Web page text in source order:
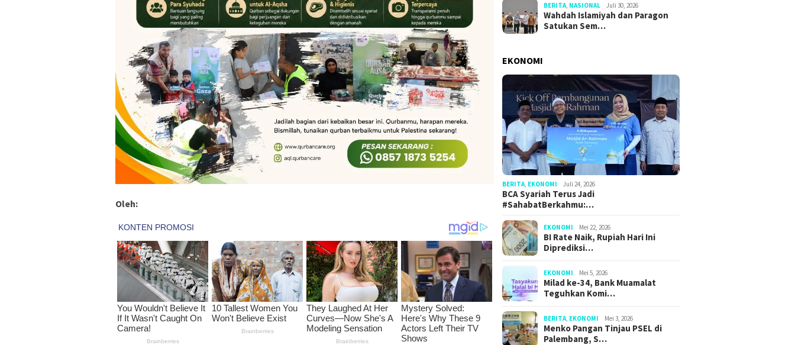
Oleh:
BERITA NASIONAL Juli 30, 2026
Wahdah Islamiyah dan Paragon
Satukan Sem…
EKONOMI
BERITA EKONOMI Juli 24, 2026
BCA Syariah Terus Jadi
#SahabatBerkahmu:…
EKONOMI Mei 22, 2026
BI Rate Naik, Rupiah Hari Ini
Diprediksi…
EKONOMI Mei 5, 2026
Milad ke-34, Bank Muamalat
Teguhkan Komi…
BERITA EKONOMI Mei 3, 2026
Menko Pangan Tinjau PSEL di
Palembang, S…